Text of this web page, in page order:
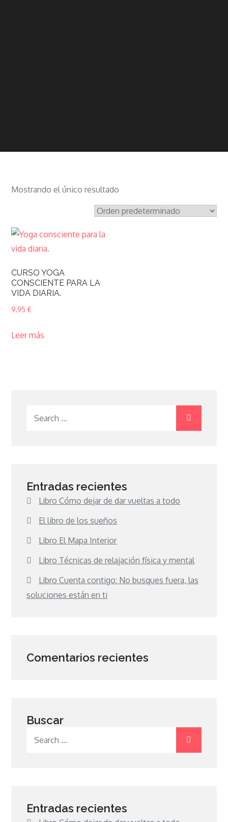
Mostrando el único resultado
CURSO YOGA
CONSCIENTE PARA LA
VIDA DIARIA.
9.95 €
Leer más
Entradas recientes
Libro Cómo dejar de dar vueltas a todo
El libro de los sueños
Libro El Mapa Interior
Libro Técnicas de relajación física y mental
Libro Cuenta contigo: No busques fuera, las
soluciones están en ti
Comentarios recientes
Buscar
Entradas recientes